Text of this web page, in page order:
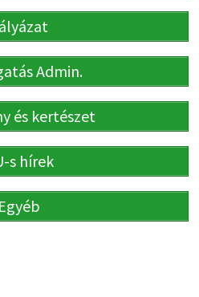
Admin.
és kertészet
s hírek
Egyéb